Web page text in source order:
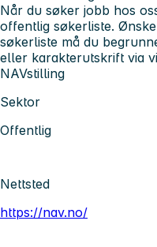
Når du søker jobb hos
offentlig søkerliste.
søkerliste må du
eller karakterutskrift via
NAVstilling
Sektor
Offentlig
Nettsted
https://nav.no/